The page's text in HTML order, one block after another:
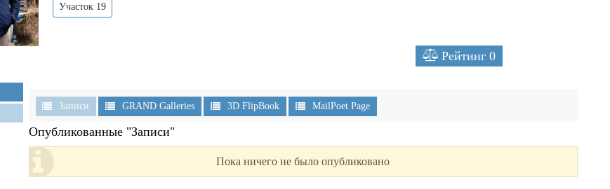
Участок 19
Рейтинг 0
Записи GRAND Galleries 3D FlipBook MailPoet Page
Опубликованные "Записи"
Пока ничего не было опубликовано